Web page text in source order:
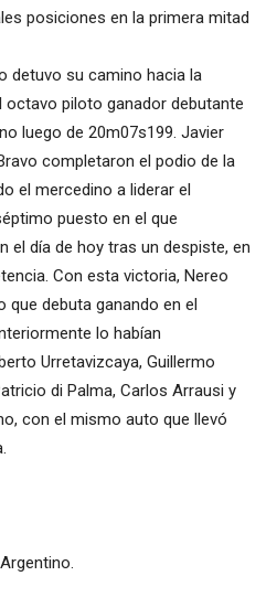
posiciones en la primera mitad
detuvo su camino hacia la
piloto ganador debutante
luego de 20m07s199. Javier
completaron el podio de la
el mercedino a liderar el
puesto en el que
el día de hoy tras un despiste, en
Con esta victoria, Nereo
que debuta ganando en el
lo habían
Urretavizcaya, Guillermo
di Palma, Carlos Arrausi y
con el mismo auto que llevó